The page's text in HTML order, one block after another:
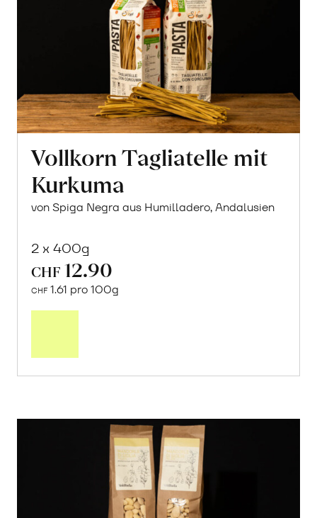
Vollkorn Tagliatelle mit
Kurkuma
von Spiga Negra aus Humilladero, Andalusien
2 x 400g
CHF 12.90
CHF 1.61 pro 100g